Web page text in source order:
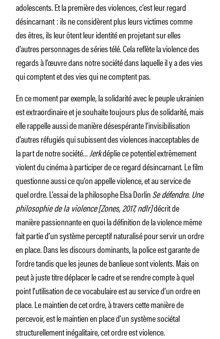
adolescents. Et la première des violences, c’est leur regard
désincarnant : ils ne considèrent plus leurs victimes comme
des êtres, ils leur ôtent leur identité en projetant sur elles
d’autres personnages de séries télé. Cela reflète la violence des
regards à l’œuvre dans notre société dans laquelle il y a des vies
qui comptent et des vies qui ne comptent pas.
En ce moment par exemple, la solidarité avec le peuple ukrainien
est extraordinaire et je souhaite toujours plus de solidarité, mais
elle rappelle aussi de manière désespérante l’invisibilisation
d’autres réfugiés qui subissent des violences inacceptables de
la part de notre société…Jerkdéplie ce potentiel extrêmement
violent du cinéma à participer de ce regard désincarnant. Le film
questionne aussi ce qu’on appelle violence, et au service de
quel ordre. L’essai de la philosophe Elsa DorlinSe défendre. Une
philosophie de la violence[Zones, 2017, ndlr]décrit de
manière passionnante en quoi la définition de la violence même
fait partie d’un système perceptif naturalisé pour servir un ordre
en place. Dans les discours dominants, la police est garante de
l’ordre tandis que les jeunes de banlieue sont violents. Mais on
peut à juste titre déplacer le cadre et se rendre compte à quel
point l’utilisation de ce voca­bulaire est au service d’un ordre en
place. Le maintien de cet ordre, à travers cette manière de
percevoir, est le maintien en place d’un système sociétal
structurellement inégalitaire, cet ordre est violence.